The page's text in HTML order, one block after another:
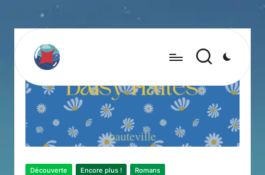
Posted
Découverte Encore plus ! Romans